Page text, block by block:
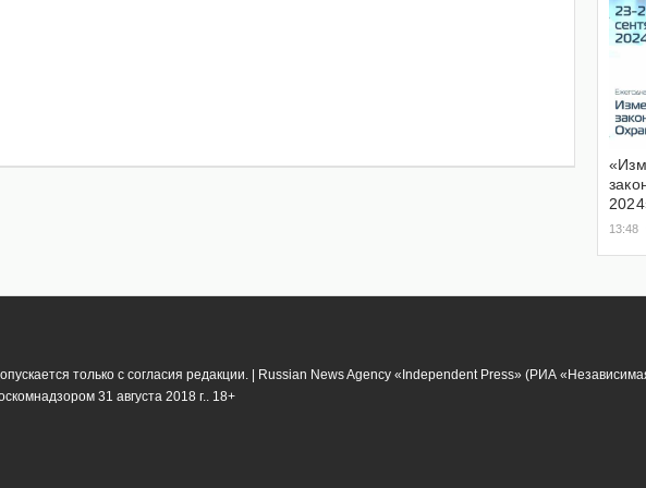
13:48
только с согласия редакции. | Russian News Agency «Independent Press» (РИА
31 августа 2018 г.. 18+